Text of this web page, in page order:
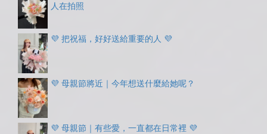
人在拍照
💜 把祝福，好好送給重要的人 💜
💜 母親節將近｜今年想送什麼給她呢？
💜 母親節｜有些愛，一直都在日常裡 💜